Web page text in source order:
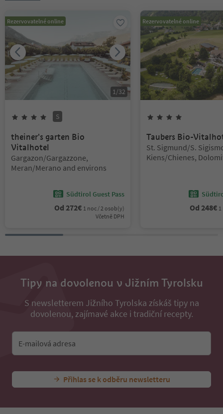
Rezervovatelné online
1 /32
hvězdy
S
theiner's garten Bio
Vitalhotel
Lokalita:
Gargazon/Gargazzone,
Meran/Merano and environs
Südtirol Guest Pass
Od 272€ 1 noc / 2 osob(y)
Včetně DPH
Rezervovatelné online
Taubers Bio-
Lokalita:
St. Sigmund/S.
Kiens/Chienes,
Od 248€
Tipy na dovolenou v Jižním Tyrolsku
S newsletterem Jižního Tyrolska získáš tipy na
dovolenou, zajímavé akce i tradiční recepty.
E-mailová adresa
Přihlas se k odběru newsletteru